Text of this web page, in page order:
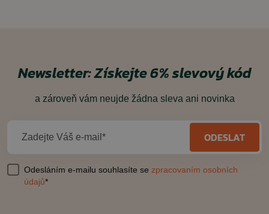
Newsletter:Získejte 6% slevový kód
a zároveň vám neujde žádna sleva ani novinka
Zadejte Váš e-mail* ODESLAT
Odesláním e-mailu souhlasíte se zpracovaním osobních
údajů*